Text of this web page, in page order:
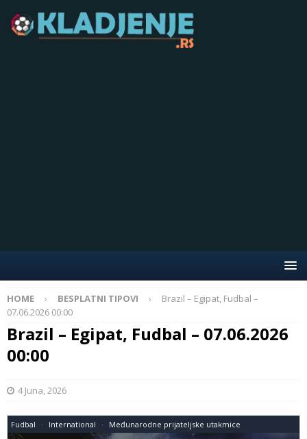
HOME BESPLATNI TIPOVI
Brazil – Egipat, Fudbal –
07.06.2026 00:00
Brazil – Egipat, Fudbal – 07.06.2026
00:00
4 Juna, 2026
Fudbal International Međunarodne prijateljske utakmice